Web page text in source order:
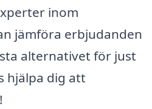
inom
jämföra erbjudanden
alternativet för just
hjälpa dig att